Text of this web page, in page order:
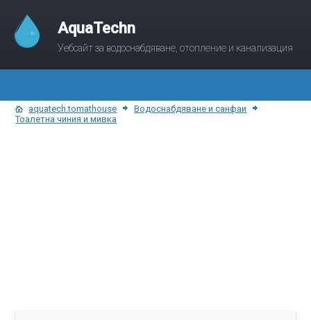
AquaTechn
Уебсайт за водоснабдяване, отопление и канализация
aquatech.tomathouse
Водоснабдяване и санфаи
Тоалетна чиния и мивка